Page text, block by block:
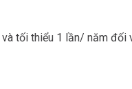
tối thiểu 1 lần/ năm đối